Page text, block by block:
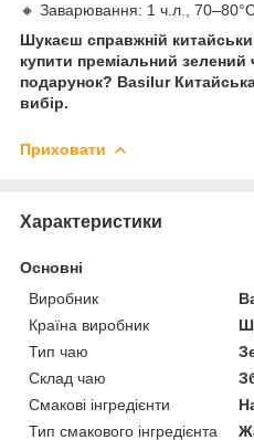
🔸 Заварювання: 1 ч.л.,
Шукаєш справжній
купити преміальний
подарунок? Basilur
вибір.
Приховати
Характеристики
Основні
Виробник
Країна виробник
Тип чаю
Склад чаю
Смакові інгредієнти
Тип смакового інгредієнта